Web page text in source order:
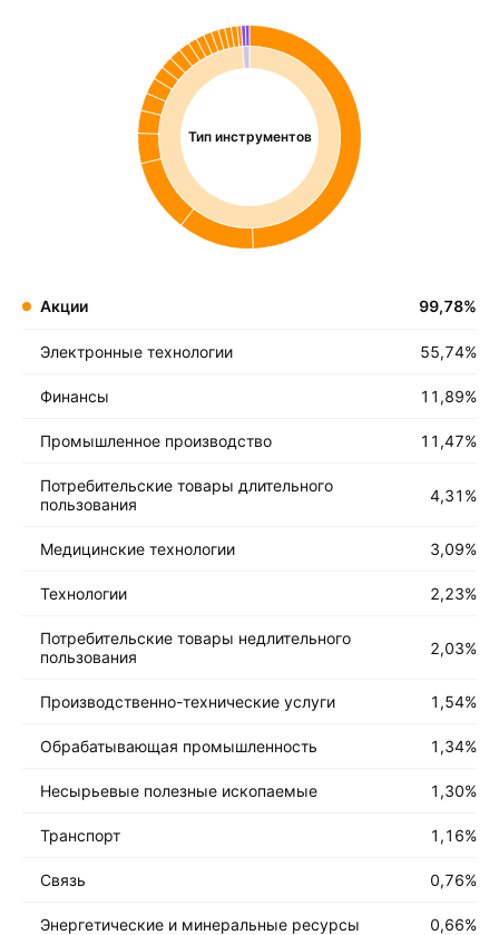
Тип инструментов
Акции 99,78%
Электронные технологии 55,74%
Финансы 11,89%
Промышленное производство 11,47%
Потребительские товары длительного
пользования
4,31 %
Медицинские технологии 3,09%
Технологии 2,23%
Потребительские товары недлительного
пользования
2,03%
Производственно-технические услуги 1,54%
Обрабатывающая промышленность 1,34%
Несырьевые полезные ископаемые 1,30%
Транспорт 1,16%
Связь 0,76%
Энергетические и минеральные ресурсы 0,66%